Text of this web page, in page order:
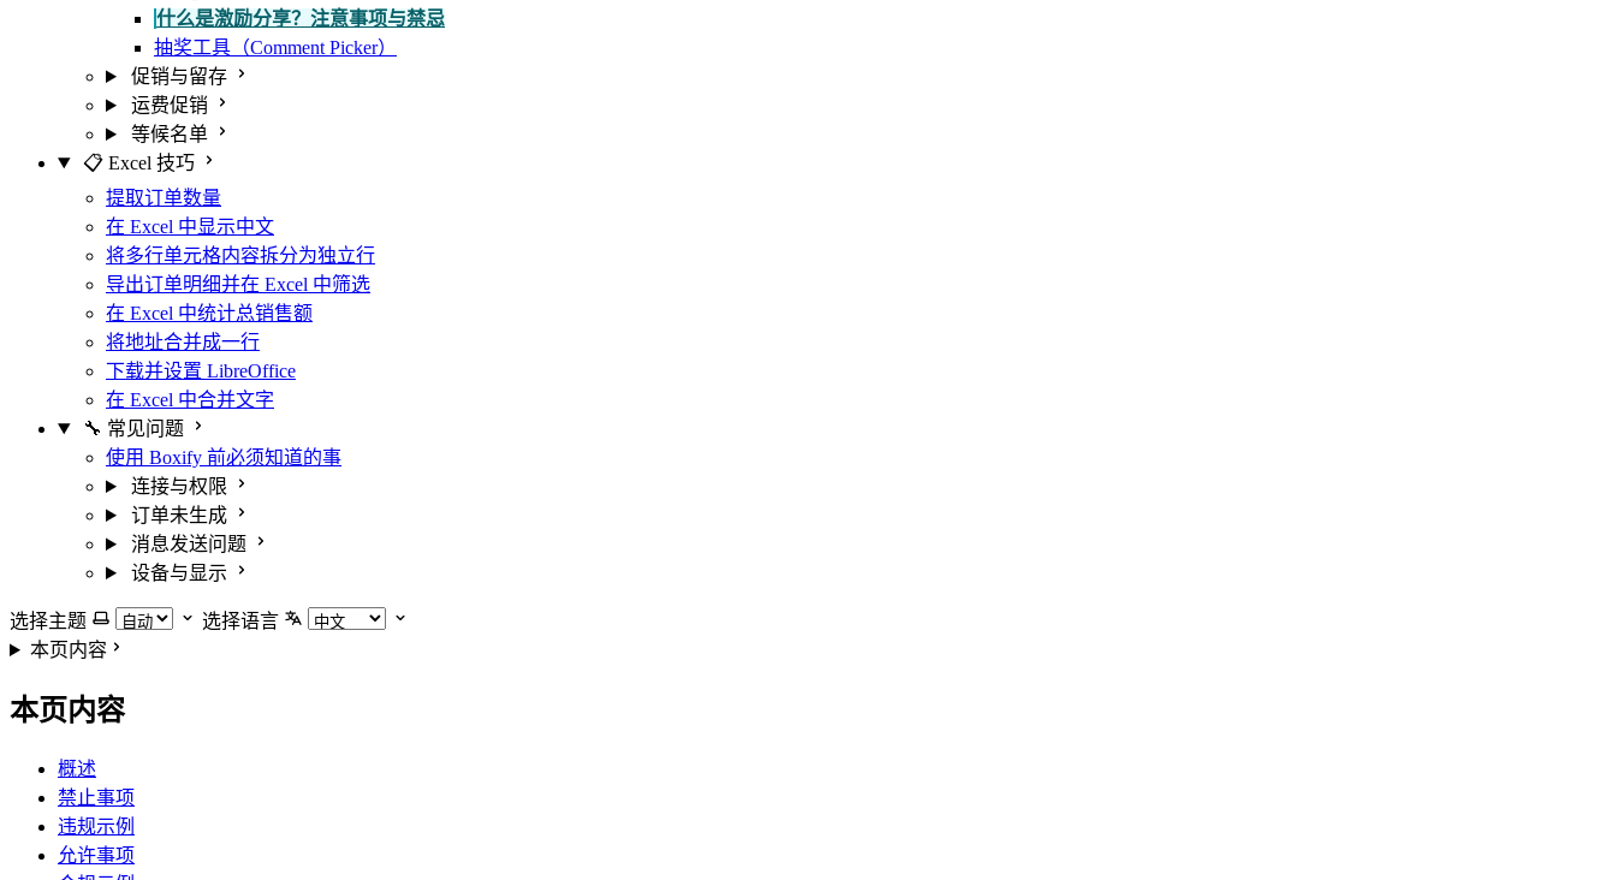
什么是激励分享？注意事项与禁忌
抽奖工具（Comment Picker）
促销与留存
运费促销
等候名单
📋 Excel 技巧
提取订单数量
在 Excel 中显示中文
将多行单元格内容拆分为独立行
导出订单明细并在 Excel 中筛选
在 Excel 中统计总销售额
将地址合并成一行
下载并设置 LibreOffice
在 Excel 中合并文字
🔧 常见问题
使用 Boxify 前必须知道的事
连接与权限
订单未生成
消息发送问题
设备与显示
选择主题
选择语言
本页内容
本页内容
概述
禁止事项
违规示例
允许事项